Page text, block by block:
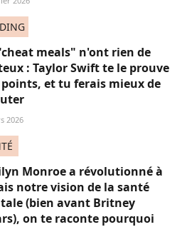
meals" n'ont rien de
: Taylor Swift te le prouve
points, et tu ferais mieux de
2026
Monroe a révolutionné à
notre vision de la santé
(bien avant Britney
on te raconte pourquoi